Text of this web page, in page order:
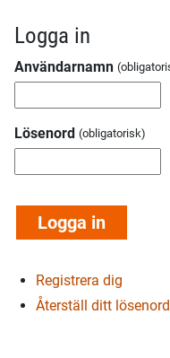
Logga in
Användarnamn
Lösenord
Registrera dig
Återställ ditt lösenord